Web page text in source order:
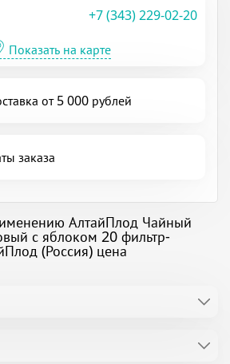
+7 (343) 229-02-20
Показать на карте
от 5 000 рублей
заказа
АлтайПлод Чайный
с яблоком 20 фильтр-
(Россия) цена